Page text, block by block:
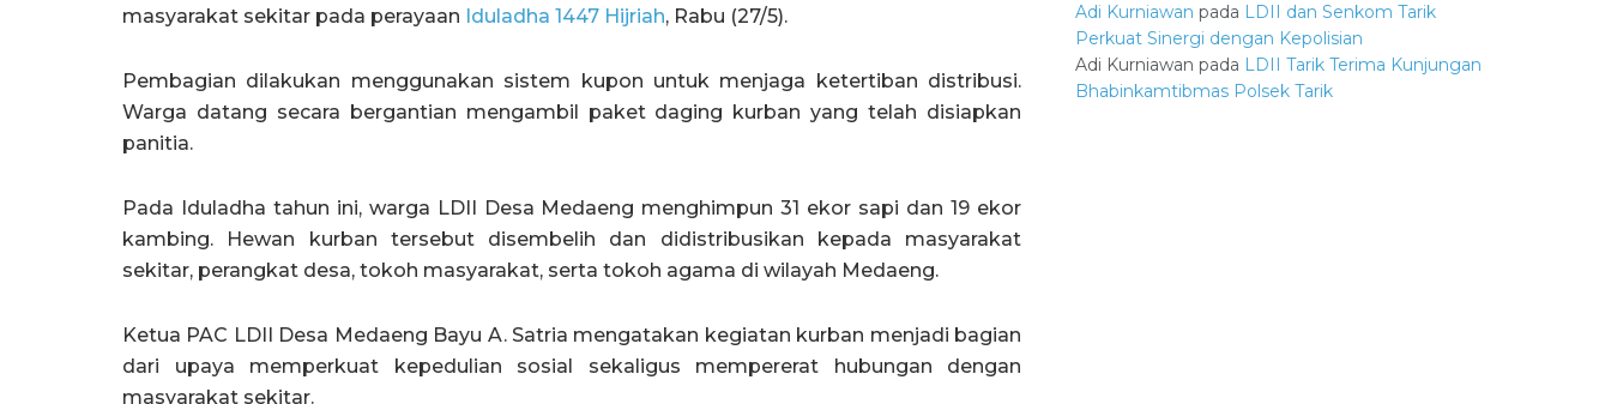
masyarakat sekitar pada perayaan Iduladha 1447 Hijriah, Rabu (27/5).
Pembagian dilakukan menggunakan sistem kupon untuk menjaga ketertiban distribusi.
Warga datang secara bergantian mengambil paket daging kurban yang telah disiapkan
panitia.
Pada Iduladha tahun ini, warga LDII Desa Medaeng menghimpun 31 ekor sapi dan 19 ekor
kambing. Hewan kurban tersebut disembelih dan didistribusikan kepada masyarakat
sekitar, perangkat desa, tokoh masyarakat, serta tokoh agama di wilayah Medaeng.
Ketua PAC LDII Desa Medaeng Bayu A. Satria mengatakan kegiatan kurban menjadi bagian
dari upaya memperkuat kepedulian sosial sekaligus mempererat hubungan dengan
masyarakat sekitar.
Adi Kurniawan pada LDII dan Senkom Tarik
Perkuat Sinergi dengan Kepolisian
Adi Kurniawan pada LDII Tarik Terima Kunjungan
Bhabinkamtibmas Polsek Tarik